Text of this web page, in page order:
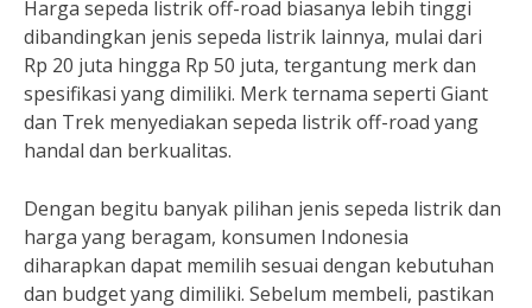
Harga sepeda listrik off-road biasanya lebih tinggi
dibandingkan jenis sepeda listrik lainnya, mulai dari
Rp 20 juta hingga Rp 50 juta, tergantung merk dan
spesifikasi yang dimiliki. Merk ternama seperti Giant
dan Trek menyediakan sepeda listrik off-road yang
handal dan berkualitas.
Dengan begitu banyak pilihan jenis sepeda listrik dan
harga yang beragam, konsumen Indonesia
diharapkan dapat memilih sesuai dengan kebutuhan
dan budget yang dimiliki. Sebelum membeli, pastikan